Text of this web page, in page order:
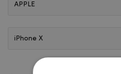
APPLE
iPhone X